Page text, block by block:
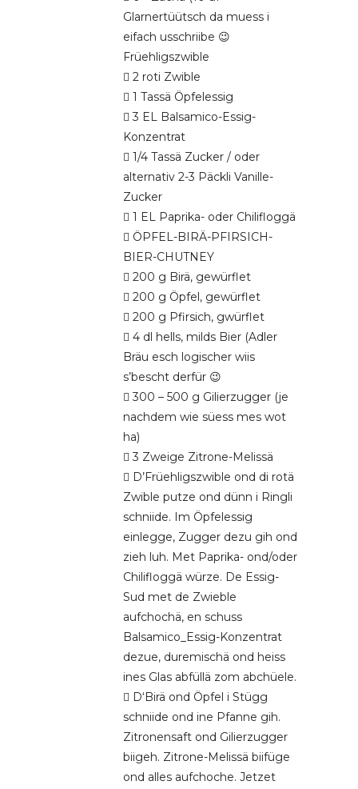
Glarnertüütsch da muess i
eifach usschriibe 😉
Früehligszwible
 2 roti Zwible
 1 Tassä Öpfelessig
 3 EL Balsamico-Essig-
Konzentrat
 1/4 Tassä Zucker / oder
alternativ 2-3 Päckli Vanille-
Zucker
 1 EL Paprika- oder Chilifloggä
 ÖPFEL-BIRÄ-PFIRSICH-
BIER-CHUTNEY
 200 g Birä, gewürflet
 200 g Öpfel, gewürflet
 200 g Pfirsich, gwürflet
 4 dl hells, milds Bier (Adler
Bräu esch logischer wiis
s’bescht derfür 😉
 300 – 500 g Gilierzugger (je
nachdem wie süess mes wot
ha)
 3 Zweige Zitrone-Melissä
 D’Früehligszwible ond di rotä
Zwible putze ond dünn i Ringli
schniide. Im Öpfelessig
einlegge, Zugger dezu gih ond
zieh luh. Met Paprika- ond/oder
Chilifloggä würze. De Essig-
Sud met de Zwieble
aufchochä, en schuss
Balsamico_Essig-Konzentrat
dezue, duremischä ond heiss
ines Glas abfüllä zom abchüele.
 D‘Birä ond Öpfel i Stügg
schniide ond ine Pfanne gih.
Zitronensaft ond Gilierzugger
biigeh. Zitrone-Melissä biifüge
ond alles aufchoche. Jetzet